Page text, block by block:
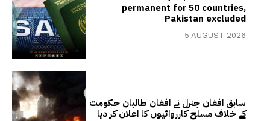
permanent for 50 countries,
Pakistan excluded
5 AUGUST 2026
سابق افغان جنرل نے افغان طالبان حکومت
کے خلاف مسلح کارروائیوں کا اعلان کر دیا